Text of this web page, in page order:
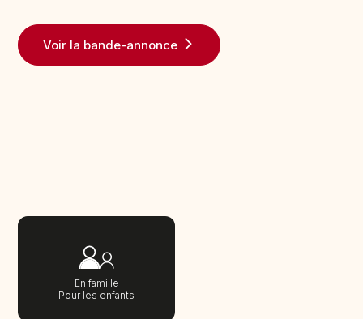
Voir la bande-annonce
En famille
Pour les enfants